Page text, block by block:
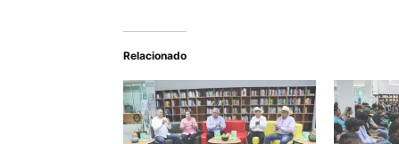
Relacionado